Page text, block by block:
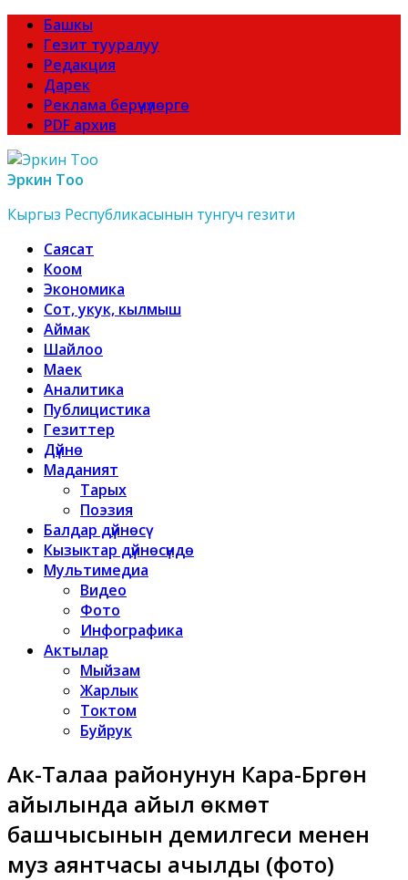
Башкы
Гезит тууралуу
Редакция
Дарек
Реклама берүүчүлөргө
PDF архив
Эркин Тоо
Кыргыз Республикасынын тунгуч гезити
Саясат
Коом
Экономика
Сот, укук, кылмыш
Аймак
Шайлоо
Маек
Аналитика
Публицистика
Гезиттер
Дүйнө
Маданият
Тарых
Поэзия
Балдар дүйнөсү
Кызыктар дүйнөсүндө
Мультимедиа
Видео
Фото
Инфографика
Актылар
Мыйзам
Жарлык
Токтом
Буйрук
Ак-Талаа районунун Кара-Бүргөн
айылында айыл өкмөт
башчысынын демилгеси менен
муз аянтчасы ачылды (фото)